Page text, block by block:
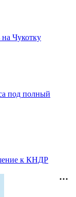
Чукотку
под полный
к КНДР